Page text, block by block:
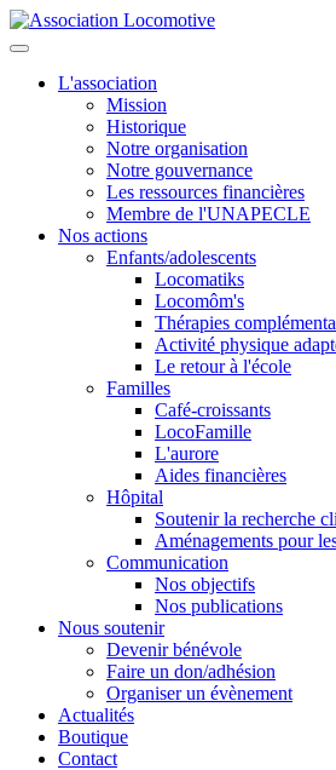
L'association
Mission
Historique
Notre organisation
Notre gouvernance
Les ressources financières
Membre de l'UNAPECLE
Nos actions
Enfants/adolescents
Locomatiks
Locomôm's
Thérapies
Activité physique
Le retour à l'école
Familles
Café-croissants
LocoFamille
L'aurore
Aides financières
Hôpital
Soutenir la recherche
Aménagements pour
Communication
Nos objectifs
Nos publications
Nous soutenir
Devenir bénévole
Faire un don/adhésion
Organiser un évènement
Actualités
Boutique
Contact